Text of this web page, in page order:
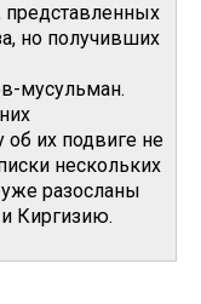
но получивших
мусульман.
об их подвиге не
нескольких
разосланы
Киргизию.